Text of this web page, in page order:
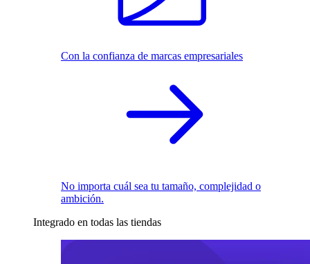
Con la confianza de marcas empresariales
No importa cuál sea tu tamaño, complejidad o
ambición.
Integrado en todas las tiendas